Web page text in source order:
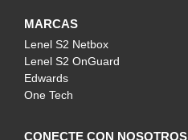
MARCAS
Lenel S2 Netbox
Lenel S2 OnGuard
Edwards
One Tech
CONECTE CON NOSOTROS